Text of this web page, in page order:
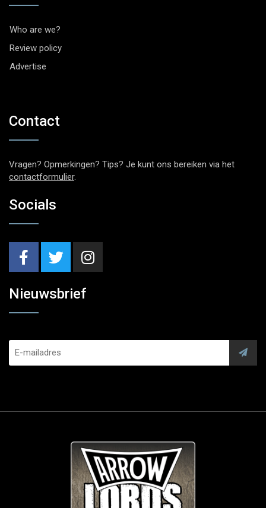
Who are we?
Review policy
Advertise
Contact
Vragen? Opmerkingen? Tips? Je kunt ons bereiken via het
contactformulier.
Socials
Nieuwsbrief